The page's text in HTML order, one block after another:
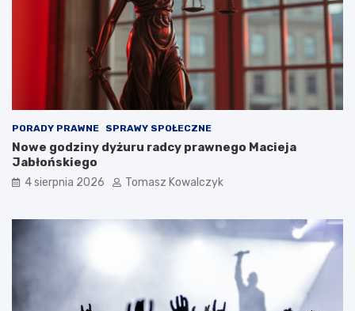
PORADY PRAWNE SPRAWY SPOŁECZNE
Nowe godziny dyżuru radcy prawnego Macieja
Jabłońskiego
4 sierpnia 2026 Tomasz Kowalczyk